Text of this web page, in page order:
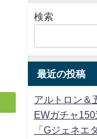
検索
最近の投稿
アルトロン＆
EWガチャ
「Gジェネエ